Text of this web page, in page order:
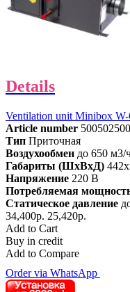
Details
Ventilation unit Minibox
Article number
Тип Приточная
Воздухообмен до 650 м3/
Габариты (ШхВхД)
Напряжение 220 В
Потребляемая
Статическое давление
34,400р. 25,420р.
Add to Cart
Buy in credit
Add to Compare
Order via WhatsApp